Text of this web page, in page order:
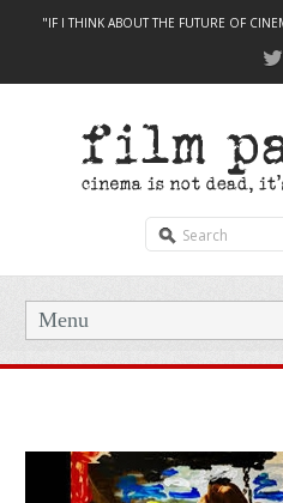
"IF I THINK ABOUT THE FUTURE OF
Menu